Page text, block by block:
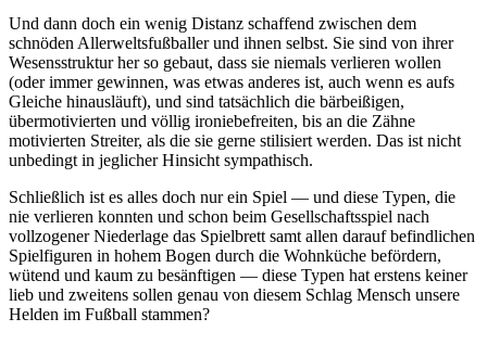
Und dann doch ein wenig Distanz schaffend zwischen dem
schnöden Allerweltsfußballer und ihnen selbst. Sie sind von ihrer
Wesensstruktur her so gebaut, dass sie niemals verlieren wollen
(oder immer gewinnen, was etwas anderes ist, auch wenn es aufs
Gleiche hinausläuft), und sind tatsächlich die bärbeißigen,
übermotivierten und völlig ironiebefreiten, bis an die Zähne
motivierten Streiter, als die sie gerne stilisiert werden. Das ist nicht
unbedingt in jeglicher Hinsicht sympathisch.
Schließlich ist es alles doch nur ein Spiel — und diese Typen, die
nie verlieren konnten und schon beim Gesellschaftsspiel nach
vollzogener Niederlage das Spielbrett samt allen darauf befindlichen
Spielfiguren in hohem Bogen durch die Wohnküche befördern,
wütend und kaum zu besänftigen — diese Typen hat erstens keiner
lieb und zweitens sollen genau von diesem Schlag Mensch unsere
Helden im Fußball stammen?